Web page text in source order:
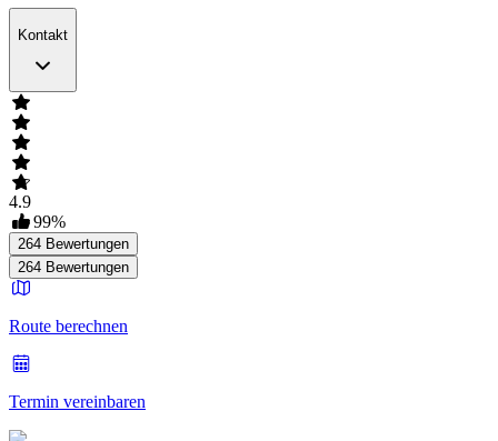
Kontakt
4.9
99%
264 Bewertungen
264 Bewertungen
Route berechnen
Termin vereinbaren